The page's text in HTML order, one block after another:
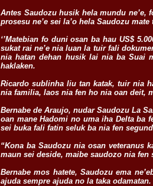
Antes Saudozu husik hela mundu
prosesu ne’e sei la’o hela Saudozu mate
‘’Matebian fo duni osan ba hau US$
sukat rai ne’e nia luan la tuir fali
nia hatan dehan husik lai nia ba Suai
haklaken.
Ricardo sublinha liu tan katak, tuir nia
nia familia, laos nia fen ho nia oan deit,
Bernabe de Araujo, nudar Saudozu La
oan mane Hadomi no uma iha Delta ba
sei buka fali fatin seluk ba nia fen
“Kona ba Saudozu nia osan veteranus
maun sei deside, maibe saudozo nia fen
Bernabe mos hatete, Saudozu ema
ajuda sempre ajuda no la taka odamatan.